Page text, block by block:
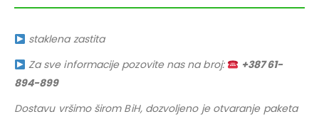
staklena zastita
Za sve informacije pozovite nas na broj:
+387 61-
894-899
Dostavu vršimo širom BiH, dozvoljeno je otvaranje paketa